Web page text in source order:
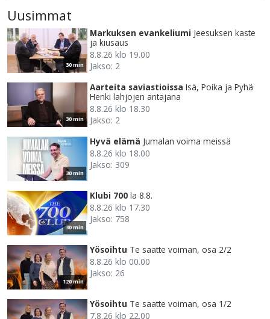
Uusimmat
30 min
Markuksen evankeliumi Jeesuksen kaste
ja kiusaus
8.8.26 klo 19.00
Jakso: 2
30 min
Aarteita saviastioissa Isä, Poika ja Pyhä
Henki lahjojen antajana
8.8.26 klo 18.30
Jakso: 2
30 min
Hyvä elämä Jumalan voima meissä
8.8.26 klo 18.00
Jakso: 309
30 min
Klubi 700 la 8.8.
8.8.26 klo 17.30
Jakso: 758
120 min
Yösoihtu Te saatte voiman, osa 2/2
8.8.26 klo 00.00
Jakso: 26
Yösoihtu Te saatte voiman, osa 1/2
7.8.26 klo 22.00